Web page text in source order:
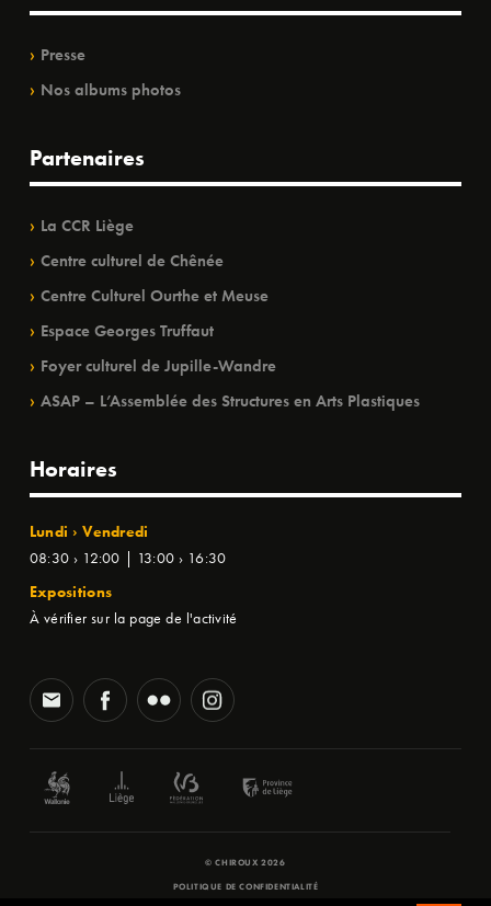
Presse
Nos albums photos
Partenaires
La CCR Liège
Centre culturel de Chênée
Centre Culturel Ourthe et Meuse
Espace Georges Truffaut
Foyer culturel de Jupille-Wandre
ASAP – L’Assemblée des Structures en Arts Plastiques
Horaires
Lundi › Vendredi
08:30 › 12:00 | 13:00 › 16:30
Expositions
À vérifier sur la page de l'activité
© CHIROUX 2026
POLITIQUE DE CONFIDENTIALITÉ